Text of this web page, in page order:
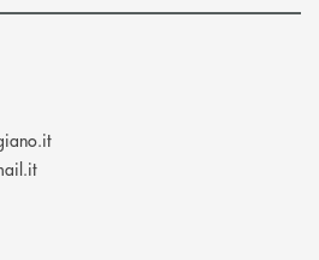
(si apre l’app di posta
(si apre l’app di posta elettronica)